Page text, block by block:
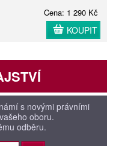
Cena: 1 290 Kč
KOUPIT
s novými právními
oboru.
odběru.